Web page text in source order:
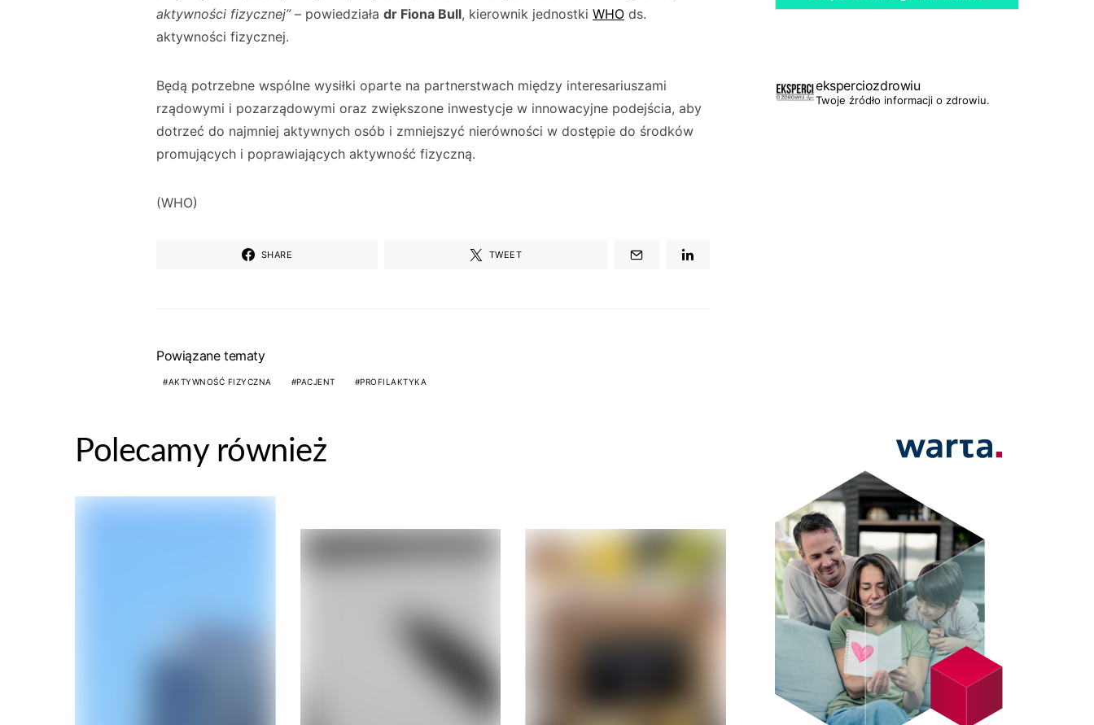
aktywności fizycznej”– powiedziała dr Fiona Bull, kierownik jednostki WHO ds.
aktywności fizycznej.
Będą potrzebne wspólne wysiłki oparte na partnerstwach między interesariuszami
rządowymi i pozarządowymi oraz zwiększone inwestycje w innowacyjne podejścia, aby
dotrzeć do najmniej aktywnych osób i zmniejszyć nierówności w dostępie do środków
promujących i poprawiających aktywność fizyczną.
(WHO)
SHARE TWEET
Powiązane tematy
AKTYWNOŚĆ FIZYCZNA PACJENT PROFILAKTYKA
Polecamy również
eksperciozdrowiu
Twoje źródło informacji o zdrowiu.